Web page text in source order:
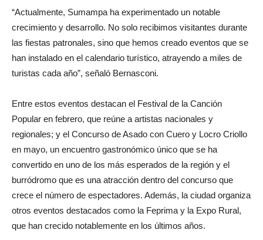
“Actualmente, Sumampa ha experimentado un notable
crecimiento y desarrollo. No solo recibimos visitantes durante
las fiestas patronales, sino que hemos creado eventos que se
han instalado en el calendario turístico, atrayendo a miles de
turistas cada año”, señaló Bernasconi.
Entre estos eventos destacan el Festival de la Canción
Popular en febrero, que reúne a artistas nacionales y
regionales; y el Concurso de Asado con Cuero y Locro Criollo
en mayo, un encuentro gastronómico único que se ha
convertido en uno de los más esperados de la región y el
burródromo que es una atracción dentro del concurso que
crece el número de espectadores. Además, la ciudad organiza
otros eventos destacados como la Feprima y la Expo Rural,
que han crecido notablemente en los últimos años.